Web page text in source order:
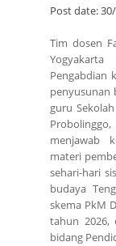
Post date:
Tim dosen
Yogyakarta
Pengabdian
penyusunan
guru
menjawab
materi
sehari-hari
budaya
skema PkM
tahun 2026,
bidang